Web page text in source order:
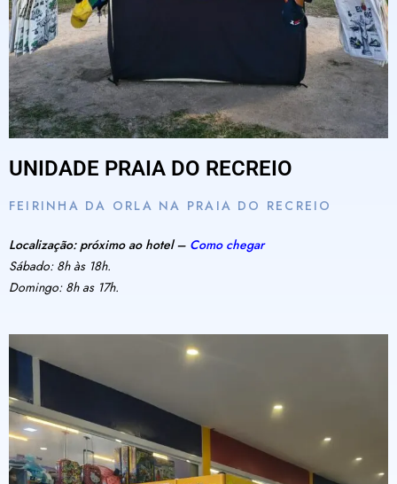
UNIDADE PRAIA DO RECREIO
FEIRINHA DA ORLA NA PRAIA DO RECREIO
Localização: próximo ao hotel – Como chegar
Sábado: 8h às 18h.
Domingo: 8h as 17h.